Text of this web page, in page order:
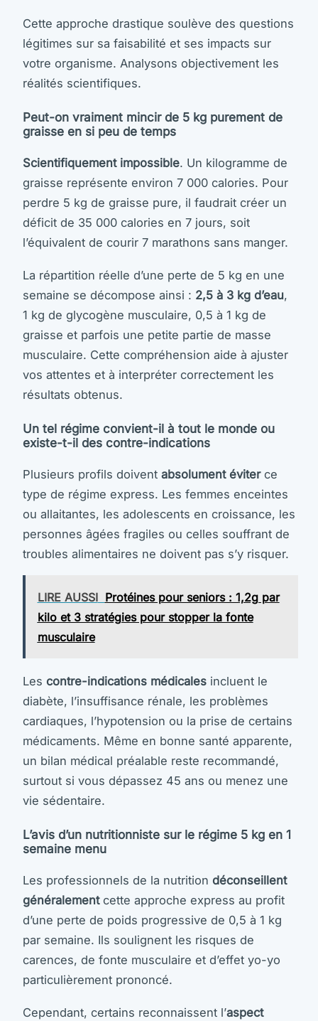
Cette approche drastique soulève des questions
légitimes sur sa faisabilité et ses impacts sur
votre organisme. Analysons objectivement les
réalités scientifiques.
Peut-on vraiment mincir de 5 kg purement de
graisse en si peu de temps
Scientifiquement impossible. Un kilogramme de
graisse représente environ 7 000 calories. Pour
perdre 5 kg de graisse pure, il faudrait créer un
déficit de 35 000 calories en 7 jours, soit
l’équivalent de courir 7 marathons sans manger.
La répartition réelle d’une perte de 5 kg en une
semaine se décompose ainsi : 2,5 à 3 kg d’eau,
1 kg de glycogène musculaire, 0,5 à 1 kg de
graisse et parfois une petite partie de masse
musculaire. Cette compréhension aide à ajuster
vos attentes et à interpréter correctement les
résultats obtenus.
Un tel régime convient-il à tout le monde ou
existe-t-il des contre-indications
Plusieurs profils doivent absolument éviterce
type de régime express. Les femmes enceintes
ou allaitantes, les adolescents en croissance, les
personnes âgées fragiles ou celles souffrant de
troubles alimentaires ne doivent pas s’y risquer.
LIRE AUSSI Protéines pour seniors : 1,2g par
kilo et 3 stratégies pour stopper la fonte
musculaire
Les contre-indications médicales incluent le
diabète, l’insuffisance rénale, les problèmes
cardiaques, l’hypotension ou la prise de certains
médicaments. Même en bonne santé apparente,
un bilan médical préalable reste recommandé,
surtout si vous dépassez 45 ans ou menez une
vie sédentaire.
L’avis d’un nutritionniste sur le régime 5 kg en 1
semaine menu
Les professionnels de la nutrition déconseillent
généralementcette approche express au profit
d’une perte de poids progressive de 0,5 à 1 kg
par semaine. Ils soulignent les risques de
carences, de fonte musculaire et d’effet yo-yo
particulièrement prononcé.
Cependant, certains reconnaissent l’aspect